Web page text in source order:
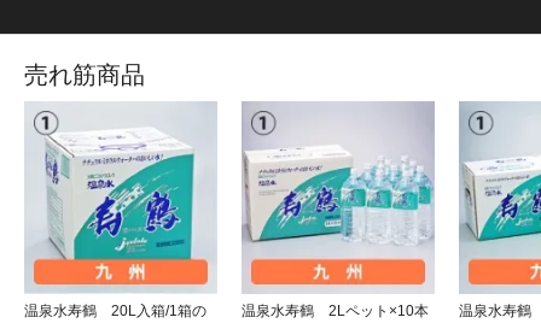
売れ筋商品
温泉水寿鶴 20L入箱/1箱の
温泉水寿鶴 2Lペット×10本
温泉水寿鶴